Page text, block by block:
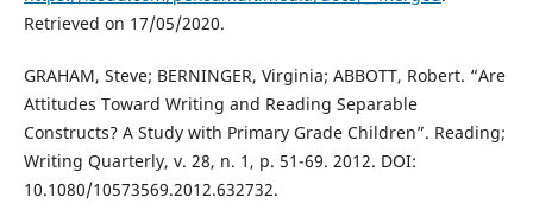
Retrieved on 17/05/2020.
GRAHAM, Steve; BERNINGER, Virginia; ABBOTT, Robert. “Are
Attitudes Toward Writing and Reading Separable
Constructs? A Study with Primary Grade Children”. Reading;
Writing Quarterly, v. 28, n. 1, p. 51-69. 2012. DOI:
10.1080/10573569.2012.632732.